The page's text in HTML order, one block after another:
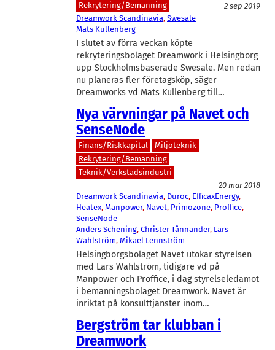
Rekrytering/Bemanning
2 sep 2019
Dreamwork Scandinavia, Swesale
Mats Kullenberg
I slutet av förra veckan köpte
rekryteringsbolaget Dreamwork i Helsingborg
upp Stockholmsbaserade Swesale. Men redan
nu planeras fler företagsköp, säger
Dreamworks vd Mats Kullenberg till…
Nya värvningar på Navet och
SenseNode
Finans/Riskkapital
Miljöteknik
Rekrytering/Bemanning
Teknik/Verkstadsindustri
20 mar 2018
Dreamwork Scandinavia, Duroc, EfficaxEnergy
Heatex, Manpower, Navet, Primozone, Proffice
SenseNode
Anders Schening, Christer Tånnander, Lars
Wahlström, Mikael Lennström
Helsingborgsbolaget Navet utökar styrelsen
med Lars Wahlström, tidigare vd på
Manpower och Proffice, i dag styrelseledamot
i bemanningsbolaget Dreamwork. Navet är
inriktat på konsulttjänster inom…
Bergström tar klubban i
Dreamwork